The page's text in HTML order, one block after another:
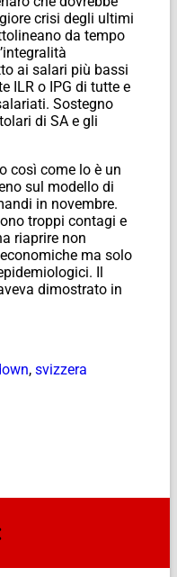
crisi degli ultimi
da tempo
ai salari più bassi
ILR o IPG di tutte e
Sostegno
di SA e gli
così come lo è un
sul modello di
in novembre.
troppi contagi e
riaprire non
ma solo
Il
dimostrato in
, svizzera